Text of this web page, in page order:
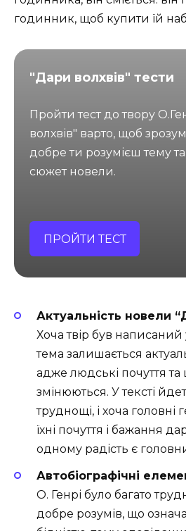
годинник, щоб купити їй
"Дари волхвів" тести
Пройти тест до твору
волхвів" варто, щоб
добре ти розумієш тему
сюжет новели.
ПРОЙТИ ТЕСТ
Актуальність новели
Хоча твір був написаний
тема залишається
адже людські почуття та
змінюються. У тексті
труднощі, і хоча головні
їхні почуття і бажання
одному радість є
Автобіографічні
О. Генрі було багато
добре розумів, що